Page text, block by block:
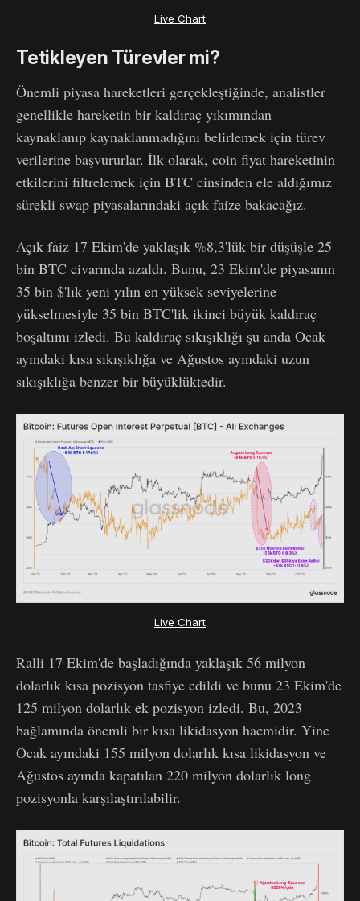
Live Chart
Tetikleyen Türevler mi?
Önemli piyasa hareketleri gerçekleştiğinde, analistler
genellikle hareketin bir kaldıraç yıkımından
kaynaklanıp kaynaklanmadığını belirlemek için türev
verilerine başvururlar. İlk olarak, coin fiyat hareketinin
etkilerini filtrelemek için BTC cinsinden ele aldığımız
sürekli swap piyasalarındaki açık faize bakacağız.
Açık faiz 17 Ekim'de yaklaşık %8,3'lük bir düşüşle 25
bin BTC civarında azaldı. Bunu, 23 Ekim'de piyasanın
35 bin $'lık yeni yılın en yüksek seviyelerine
yükselmesiyle 35 bin BTC'lik ikinci büyük kaldıraç
boşaltımı izledi. Bu kaldıraç sıkışıklığı şu anda Ocak
ayındaki kısa sıkışıklığa ve Ağustos ayındaki uzun
sıkışıklığa benzer bir büyüklüktedir.
Live Chart
Ralli 17 Ekim'de başladığında yaklaşık 56 milyon
dolarlık kısa pozisyon tasfiye edildi ve bunu 23 Ekim'de
125 milyon dolarlık ek pozisyon izledi. Bu, 2023
bağlamında önemli bir kısa likidasyon hacmidir. Yine
Ocak ayındaki 155 milyon dolarlık kısa likidasyon ve
Ağustos ayında kapatılan 220 milyon dolarlık long
pozisyonla karşılaştırılabilir.